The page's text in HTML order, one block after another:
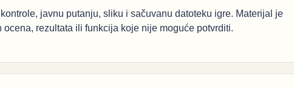
javnu putanju, sliku i sačuvanu datoteku igre. Materijal je
rezultata ili funkcija koje nije moguće potvrditi.